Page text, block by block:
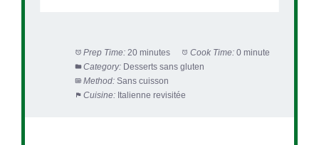
Prep Time: 20 minutes Cook Time: 0 minute
Category: Desserts sans gluten
Method: Sans cuisson
Cuisine: Italienne revisitée